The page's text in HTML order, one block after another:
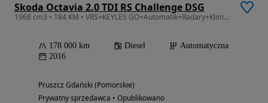
Skoda Octavia 2.0 TDI RS Challenge DSG
1968 cm3 • 184 KM • VRS+KEYLES GO+Automatik+Radary+Klimatronik+Podgrz Fotele+Alu+Aso
178 000 km Diesel
Automatyczna
2016
Pruszcz Gdański (Pomorskie)
Prywatny sprzedawca • Opublikowano